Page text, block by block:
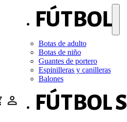
FÚTBOL
Botas de adulto
Botas de niño
Guantes de portero
Espinilleras y canilleras
Balones
FÚTBOL